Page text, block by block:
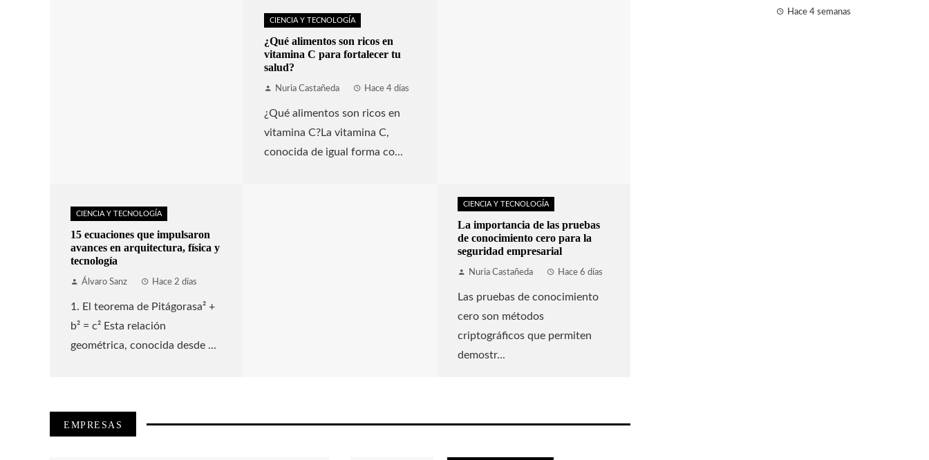
CIENCIA Y TECNOLOGÍA
15 ecuaciones que impulsaron
avances en arquitectura, física y
tecnología
Álvaro Sanz Hace 2 días
1. El teorema de Pitágorasa² +
b² = c² Esta relación
geométrica, conocida desde ...
CIENCIA Y TECNOLOGÍA
¿Qué alimentos son ricos en
vitamina C para fortalecer tu
salud?
Nuria Castañeda Hace 4 días
¿Qué alimentos son ricos en
vitamina C?La vitamina C,
conocida de igual forma co...
CIENCIA Y TECNOLOGÍA
La importancia de las pruebas
de conocimiento cero para la
seguridad empresarial
Nuria Castañeda Hace 6 días
Las pruebas de conocimiento
cero son métodos
criptográficos que permiten
demostr...
EMPRESAS
Hace 4 semanas